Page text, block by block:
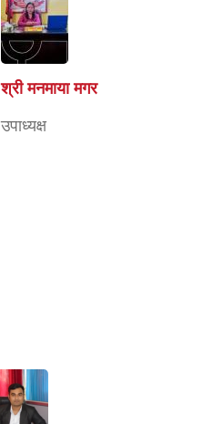
श्री मनमाया मगर
उपाध्यक्ष